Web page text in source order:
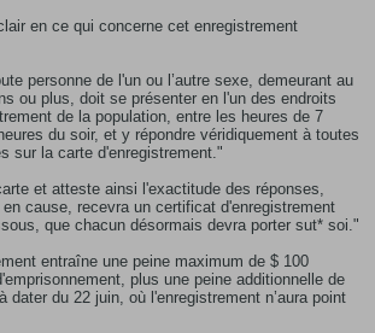
en ce qui concerne cet enregistrement
personne de l'un ou l’autre sexe, demeurant au
ou plus, doit se présenter en l'un des endroits
de la population, entre les heures de 7
du soir, et y répondre véridiquement à toutes
sur la carte d'enregistrement."
et atteste ainsi l'exactitude des réponses,
cause, recevra un certificat d'enregistrement
que chacun désormais devra porter sut* soi."
entraîne une peine maximum de $ 100
plus une peine additionnelle de
dater du 22 juin, où l'enregistrement n’aura point